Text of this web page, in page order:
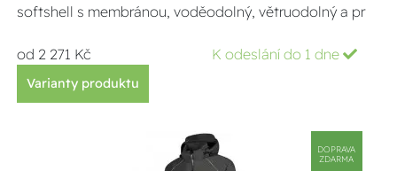
softshell s membránou, voděodolný, větruodolný a pr
od 2 271 Kč K odeslání do 1 dne
Varianty produktu
DOPRAVA
ZDARMA